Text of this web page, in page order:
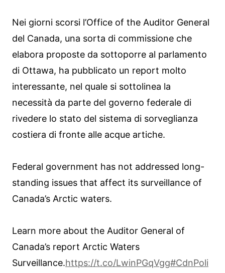
Nei giorni scorsi l’Office of the Auditor General
del Canada, una sorta di commissione che
elabora proposte da sottoporre al parlamento
di Ottawa, ha pubblicato un report molto
interessante, nel quale si sottolinea la
necessità da parte del governo federale di
rivedere lo stato del sistema di sorveglianza
costiera di fronte alle acque artiche.
Federal government has not addressed long-
standing issues that affect its surveillance of
Canada’s Arctic waters.
Learn more about the Auditor General of
Canada’s report Arctic Waters
Surveillance.https://t.co/LwinPGqVgg#CdnPoli